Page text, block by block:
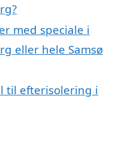
med speciale i
eller hele Samsø
til efterisolering i